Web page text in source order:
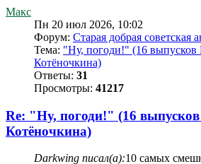
Макс
Пн 20 июл 2026, 10:02
Форум: Старая добрая советская
Тема: "Ну, погоди!" (16 выпусков
Котёночкина)
Ответы: 31
Просмотры: 41217
Re: "Ну, погоди!" (16 выпусков
Котёночкина)
Darkwing писал(а):10 самых